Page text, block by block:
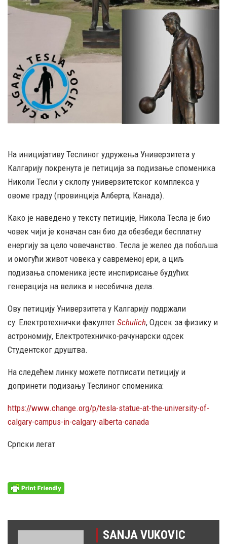
На иницијативу Теслиног удружења Универзитета у
Калгарију покренута је петиција за подизање споменика
Николи Тесли у склопу универзитетског комплекса у
овоме граду (провинција Алберта, Канада).
Како је наведено у тексту петиције, Никола Тесла је био
човек чији је коначан сан био да обезбеди бесплатну
енергију за цело човечанство. Тесла је желео да побољша
и омогући живот човека у савременој ери, а циљ
подизања споменика јесте инспирисање будућих
генерација на велика и несебична дела.
Ову петицију Универзитета у Калгарију подржали
су: Електротехнички факултет Schulich, Одсек за физику и
астрономију, Електротехничко-рачунарски одсек
Студентског друштва.
На следећем линку можете потписати петицију и
допринети подизању Теслиног споменика:
https://www.change.org/p/tesla-statue-at-the-university-of-
calgary-campus-in-calgary-alberta-canada
Српски легат
SANJA VUKOVIC